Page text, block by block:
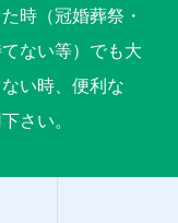
時（冠婚葬祭・
ない等）でも大
い時、便利な
さい。